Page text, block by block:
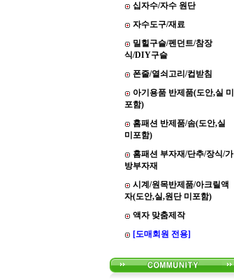
십자수/자수 원단
자수도구/재료
밀힐구슬/펜던트/참장
식/DIY구슬
폰줄/열쇠고리/컵받침
아기용품 반제품(도안,실 미
포함)
홈패션 반제품/솜(도안,실
미포함)
홈패션 부자재/단추/장식/가
방부자재
시계/원목반제품/아크릴액
자(도안,실,원단 미포함)
액자 맞춤제작
[도매회원 전용]